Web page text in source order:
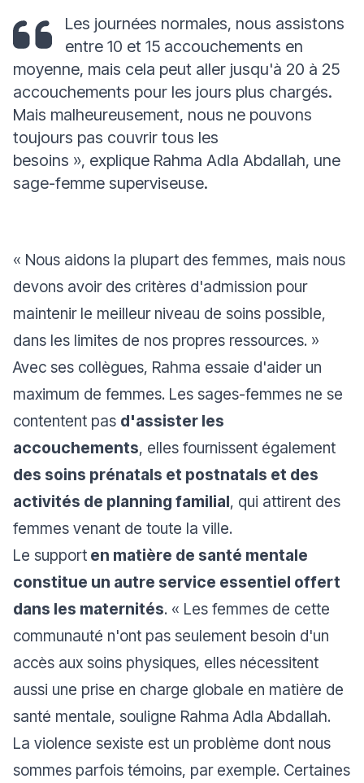
Les journées normales, nous assistons
entre 10 et 15 accouchements en
moyenne, mais cela peut aller jusqu'à 20 à 25
accouchements pour les jours plus chargés.
Mais malheureusement, nous ne pouvons
toujours pas couvrir tous les
besoins », explique Rahma Adla Abdallah, une
sage-femme superviseuse.
« Nous aidons la plupart des femmes, mais nous
devons avoir des critères d'admission pour
maintenir le meilleur niveau de soins possible,
dans les limites de nos propres ressources. »
Avec ses collègues, Rahma essaie d'aider un
maximum de femmes. Les sages-femmes ne se
contentent pas d'assister les
accouchements, elles fournissent également
des soins prénatals et postnatals et des
activités de planning familial, qui attirent des
femmes venant de toute la ville.
Le support en matière de santé mentale
constitue un autre service essentiel offert
dans les maternités. « Les femmes de cette
communauté n'ont pas seulement besoin d'un
accès aux soins physiques, elles nécessitent
aussi une prise en charge globale en matière de
santé mentale, souligne Rahma Adla Abdallah.
La violence sexiste est un problème dont nous
sommes parfois témoins, par exemple. Certaines